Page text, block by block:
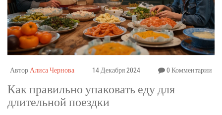
АвторАлиса Чернова 14 Декабря 2024 0 Комментарии
Как правильно упаковать еду для
длительной поездки